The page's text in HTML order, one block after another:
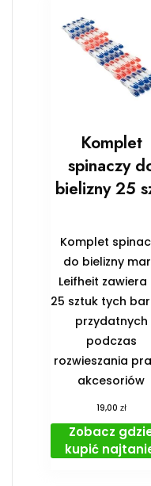
Komplet
spinaczy
bielizny 25
Komplet
do bielizny
Leifheit zawiera
25 sztuk tych
przydatnych
podczas
rozwieszania
akcesoriów
19,00 zł
Zobacz
kupić